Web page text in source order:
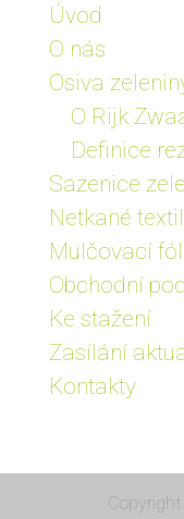
Úvod
O nás
Osiva
O Rijk
Definice
Sazenice
Netkané
Mulčovací
Obchodní
Ke stažení
Zasílání
Kontakty
Copyright